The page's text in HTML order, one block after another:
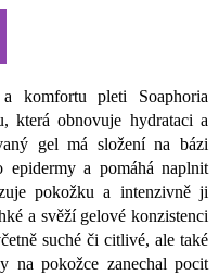
komfortu pleti Soaphoria
která obnovuje hydrataci a
gel má složení na bázi
a pomáhá naplnit
pokožku a intenzivně ji
a svěží gelové konzistenci
suché či citlivé, ale také
na pokožce zanechal pocit